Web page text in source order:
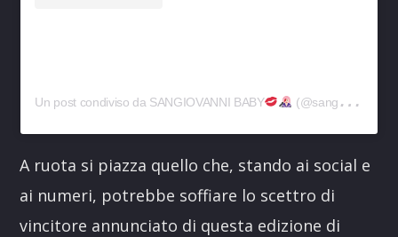
Un post condiviso da SANGIOVANNI BABY (@sangiovanni)
A ruota si piazza quello che, stando ai social e
ai numeri, potrebbe soffiare lo scettro di
vincitore annunciato di questa edizione di